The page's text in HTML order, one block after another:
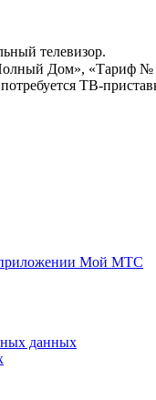
телевизор.
Дом», «Тариф №
ТВ-
Мой МТС
данных